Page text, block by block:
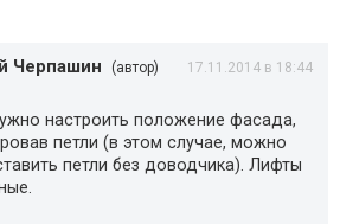
Черпашин (автор) 17.11.2014 в 18:44
настроить положение фасада,
петли (в этом случае, можно
петли без доводчика). Лифты